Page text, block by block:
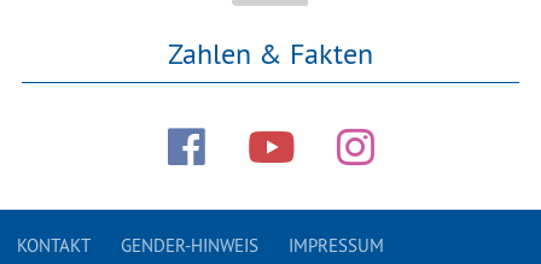
Zahlen & Fakten
KONTAKT GENDER-HINWEIS IMPRESSUM